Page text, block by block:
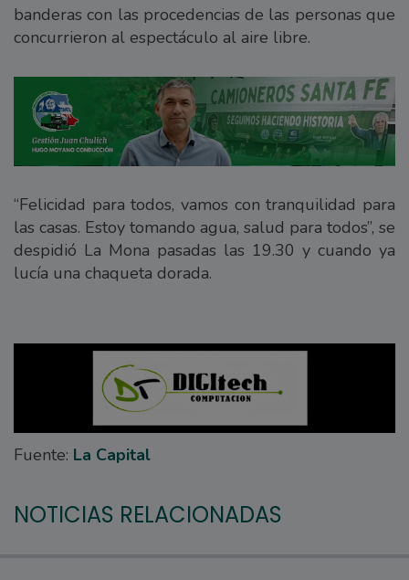
banderas con las procedencias de las personas que
concurrieron al espectáculo al aire libre.
“Felicidad para todos, vamos con tranquilidad para
las casas. Estoy tomando agua, salud para todos”, se
despidió La Mona pasadas las 19.30 y cuando ya
lucía una chaqueta dorada.
Fuente: La Capital
NOTICIAS RELACIONADAS